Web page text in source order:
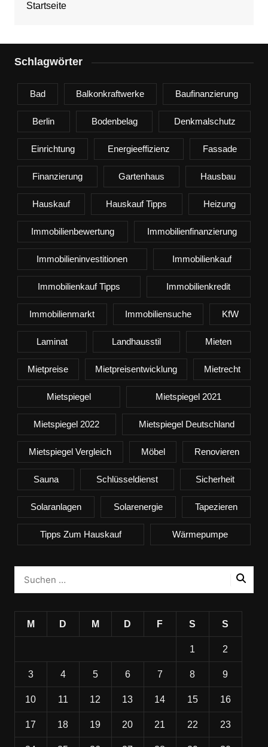
Startseite
Schlagwörter
Bad Balkonkraftwerke Baufinanzierung
Berlin Bodenbelag Denkmalschutz
Einrichtung Energieeffizienz Fassade
Finanzierung Gartenhaus Hausbau
Hauskauf Hauskauf Tipps Heizung
Immobilienbewertung Immobilienfinanzierung
Immobilieninvestitionen Immobilienkauf
Immobilienkauf Tipps Immobilienkredit
Immobilienmarkt Immobiliensuche KfW
Laminat Landhausstil Mieten
Mietpreise Mietpreisentwicklung Mietrecht
Mietspiegel Mietspiegel 2021
Mietspiegel 2022 Mietspiegel Deutschland
Mietspiegel Vergleich Möbel Renovieren
Sauna Schlüsseldienst Sicherheit
Solaranlagen Solarenergie Tapezieren
Tipps Zum Hauskauf Wärmepumpe
M D M D F S S
1 2
3 4 5 6 7 8 9
10 11 12 13 14 15 16
17 18 19 20 21 22 23